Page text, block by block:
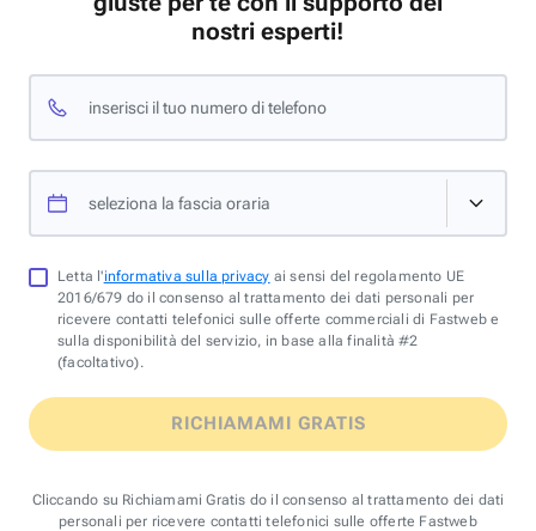
nostri esperti!
inserisci il tuo numero di telefono
seleziona la fascia oraria
Letta l'informativa sulla privacy ai sensi del regolamento UE
2016/679 do il consenso al trattamento dei dati personali per
ricevere contatti telefonici sulle offerte commerciali di Fastweb e
sulla disponibilità del servizio, in base alla finalità #2
(facoltativo).
RICHIAMAMI GRATIS
Cliccando su Richiamami Gratis do il consenso al trattamento dei dati
personali per ricevere contatti telefonici sulle offerte Fastweb